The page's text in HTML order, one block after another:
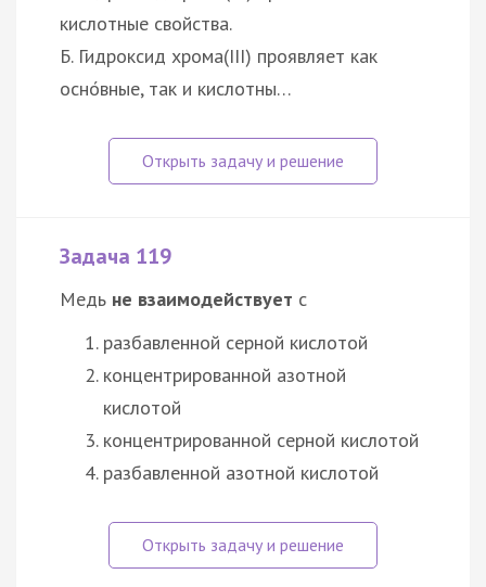
кислотные свойства.
Б. Гидроксид хрома(III) проявляет как
осно́вные, так и кислотны…
Задача 119
Медь не взаимодействует с
разбавленной серной кислотой
концентрированной азотной
кислотой
концентрированной серной кислотой
разбавленной азотной кислотой